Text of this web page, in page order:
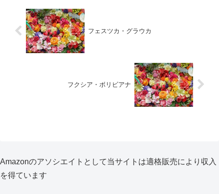
フェスツカ・グラウカ
フクシア・ボリビアナ
Amazonのアソシエイトとして当サイトは適格販売により収入
を得ています